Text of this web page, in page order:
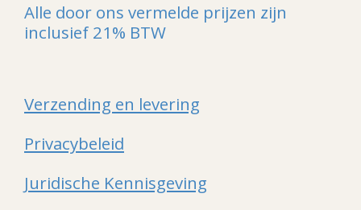
Alle door ons vermelde prijzen zijn
inclusief 21% BTW
Verzending en levering
Privacybeleid
Juridische Kennisgeving